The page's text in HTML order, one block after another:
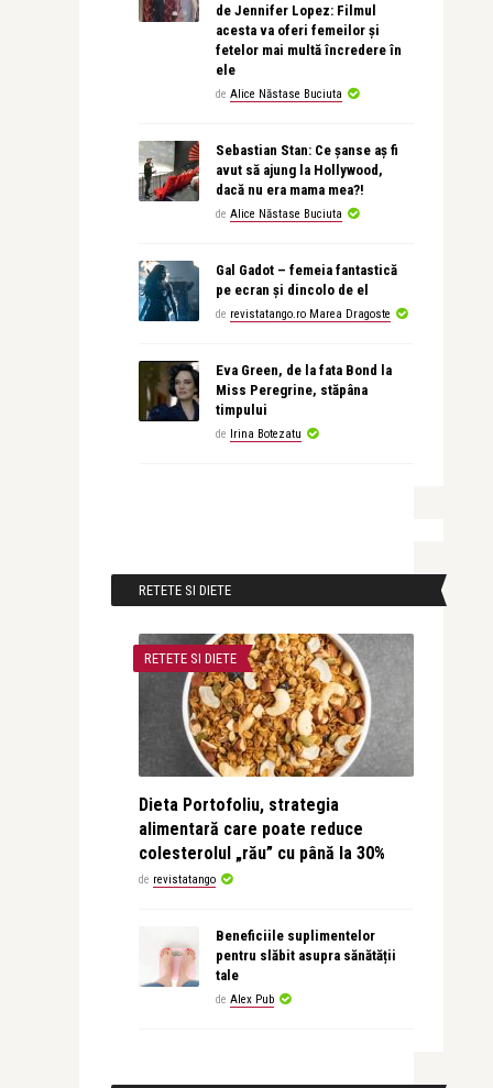
de Jennifer Lopez: Filmul
acesta va oferi femeilor și
fetelor mai multă încredere în
ele
de Alice Năstase Buciuta
Sebastian Stan: Ce șanse aș fi
avut să ajung la Hollywood,
dacă nu era mama mea?!
de Alice Năstase Buciuta
Gal Gadot – femeia fantastică
pe ecran și dincolo de el
de revistatango.ro Marea Dragoste
Eva Green, de la fata Bond la
Miss Peregrine, stăpâna
timpului
de Irina Botezatu
RETETE SI DIETE
RETETE SI DIETE
Dieta Portofoliu, strategia
alimentară care poate reduce
colesterolul „rău” cu până la 30%
de revistatango
Beneficiile suplimentelor
pentru slăbit asupra sănătății
tale
de Alex Pub